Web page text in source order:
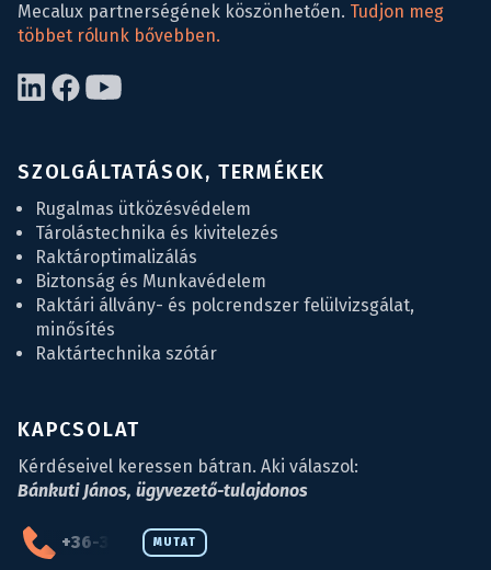
Mecalux partnerségének köszönhetően. Tudjon meg
többet rólunk bővebben.
SZOLGÁLTATÁSOK, TERMÉKEK
Rugalmas ütközésvédelem
Tárolástechnika és kivitelezés
Raktároptimalizálás
Biztonság és Munkavédelem
Raktári állvány- és polcrendszer felülvizsgálat,
minősítés
Raktártechnika szótár
KAPCSOLAT
Kérdéseivel keressen bátran. Aki válaszol:
Bánkuti János, ügyvezető-tulajdonos
MUTAT
+36-34-590-027